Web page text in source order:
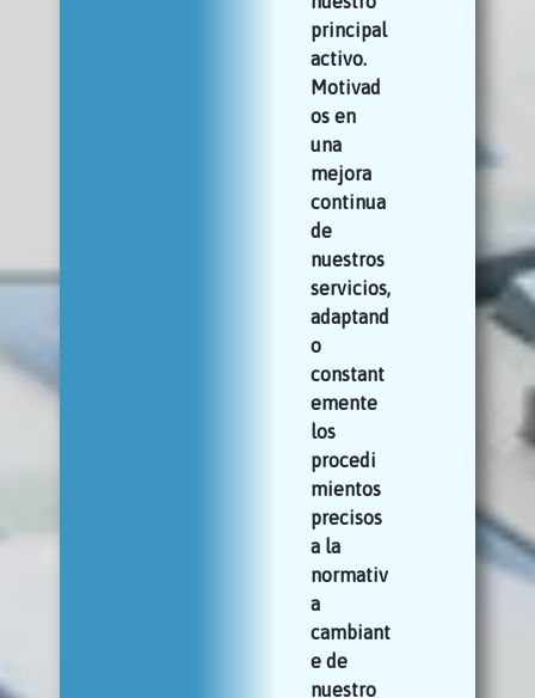
principal
activo.
Motivad
os en
una
mejora
continua
de
nuestros
servicios,
adaptand
o
constant
emente
los
procedi
mientos
precisos
a la
normativ
a
cambiant
e de
nuestro